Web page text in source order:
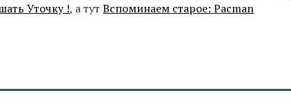
Уточку !, а тутВспоминаем старое: Pacman